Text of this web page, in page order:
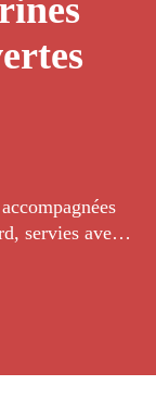
servies avec